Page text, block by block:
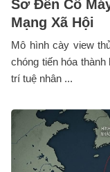
Sơ Đến Cỗ
Mạng Xã Hội
Mô hình cày view
chóng tiến hóa
trí tuệ nhân ...